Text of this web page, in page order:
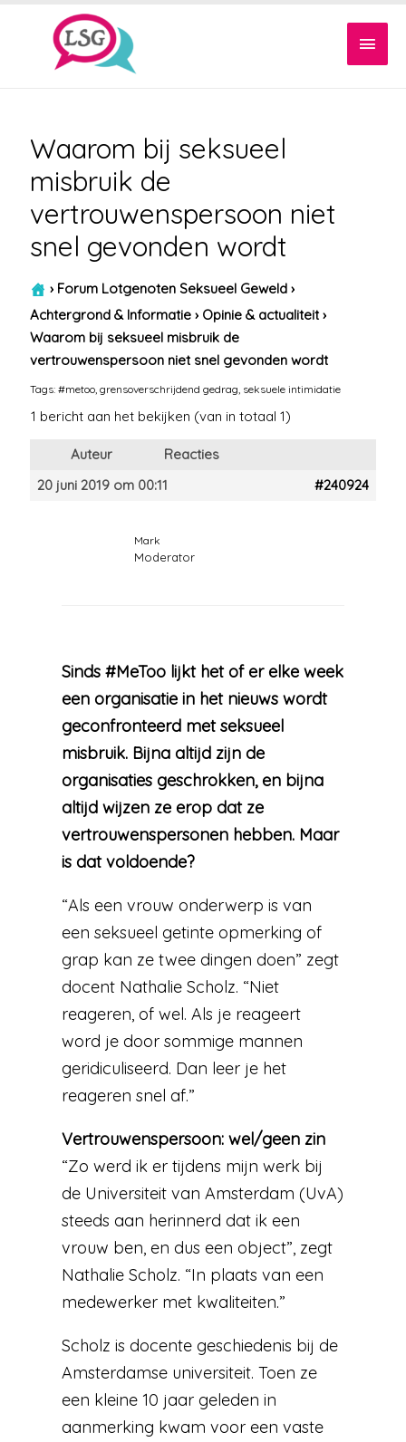
Waarom bij seksueel
misbruik de
vertrouwenspersoon niet
snel gevonden wordt
› Forum Lotgenoten Seksueel Geweld ›
Achtergrond & Informatie › Opinie & actualiteit ›
Waarom bij seksueel misbruik de
vertrouwenspersoon niet snel gevonden wordt
Tags:#metoo ,grensoverschrijdend gedrag seksuele intimidatie
1 bericht aan het bekijken (van in totaal 1)
Auteur
Reacties
20 juni 2019 om 00:11
#240924
Mark
Moderator
Sinds #MeToo lijkt het of er elke week
een organisatie in het nieuws wordt
geconfronteerd met seksueel
misbruik. Bijna altijd zijn de
organisaties geschrokken, en bijna
altijd wijzen ze erop dat ze
vertrouwenspersonen hebben. Maar
is dat voldoende?
“Als een vrouw onderwerp is van
een seksueel getinte opmerking of
grap kan ze twee dingen doen” zegt
docent Nathalie Scholz. “Niet
reageren, of wel. Als je reageert
word je door sommige mannen
geridiculiseerd. Dan leer je het
reageren snel af.”
Vertrouwenspersoon: wel/geen zin
“Zo werd ik er tijdens mijn werk bij
de Universiteit van Amsterdam (UvA)
steeds aan herinnerd dat ik een
vrouw ben, en dus een object”, zegt
Nathalie Scholz. “In plaats van een
medewerker met kwaliteiten.”
Scholz is docente geschiedenis bij de
Amsterdamse universiteit. Toen ze
een kleine 10 jaar geleden in
aanmerking kwam voor een vaste